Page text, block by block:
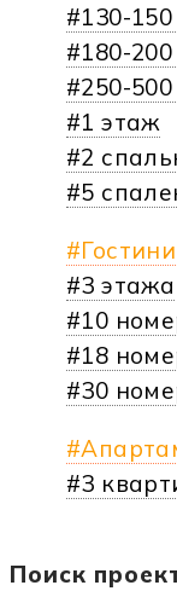
130-
180-
250-
1 этаж
2
5
3 этажа
10
18
30
3
Поиск